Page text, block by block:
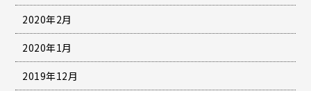
2020年2月
2020年1月
2019年12月